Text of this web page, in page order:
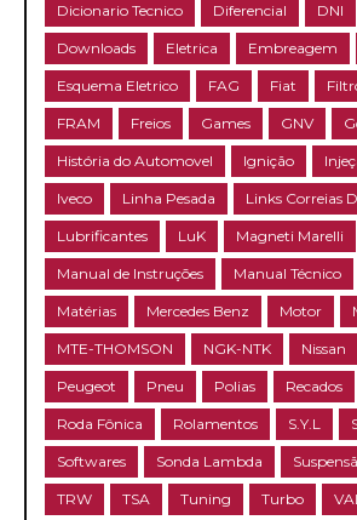
Dicionario Tecnico Diferencial DNI
Downloads Eletrica Embreagem
Esquema Eletrico FAG Fiat
FRAM Freios Games GNV
História do Automovel Ignição
Iveco Linha Pesada Links Correias
Lubrificantes LuK Magneti Marelli
Manual de Instruções Manual Técnico
Matérias Mercedes Benz Motor
MTE-THOMSON NGK-NTK Nissan
Peugeot Pneu Polias Recados
Roda Fônica Rolamentos S.Y.L
Softwares Sonda Lambda
TRW TSA Tuning Turbo